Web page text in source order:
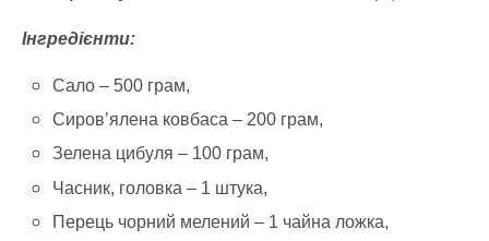
Інгредієнти:
Сало – 500 грам,
Сиров’ялена ковбаса – 200 грам,
Зелена цибуля – 100 грам,
Часник, головка – 1 штука,
Перець чорний мелений – 1 чайна ложка,